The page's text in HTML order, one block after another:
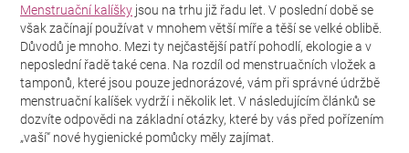
Menstruační kalíšky jsou na trhu již řadu let. V poslední době se
však začínají používat v mnohem větší míře a těší se velké oblibě.
Důvodů je mnoho. Mezi ty nejčastější patří pohodlí, ekologie a v
neposlední řadě také cena. Na rozdíl od menstruačních vložek a
tamponů, které jsou pouze jednorázové, vám při správné údržbě
menstruační kalíšek vydrží i několik let. V následujícím článků se
dozvíte odpovědi na základní otázky, které by vás před pořízením
„vaší“ nové hygienické pomůcky měly zajímat.